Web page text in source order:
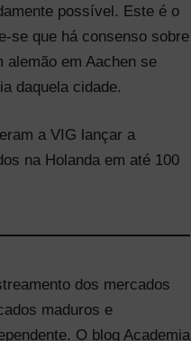
possível. Este é o
se que há consenso sobre
alemão em Aachen se
daquela cidade.
a VIG lançar a
na Holanda em até 100
dos mercados
maduros e
O blog Academia